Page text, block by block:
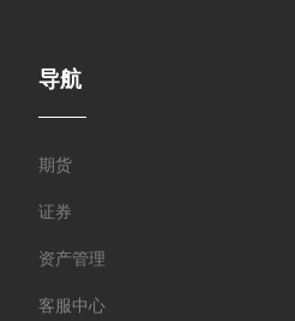
导航
期货
证券
资产管理
客服中心